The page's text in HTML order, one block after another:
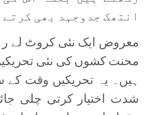
انتھک جدوجہد بھی
معروض ایک نئی کروٹ لے
محنت کشوں کی نئی
ہیں۔ یہ تحریکیں وقت کے
شدت اختیار کرتی چلی